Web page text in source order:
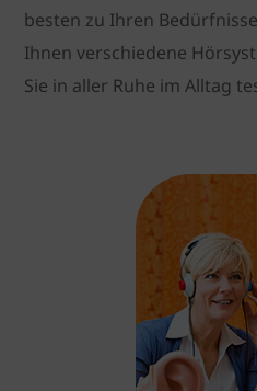
besten zu Ihren
Ihnen verschiedene
Sie in aller Ruhe im Alltag